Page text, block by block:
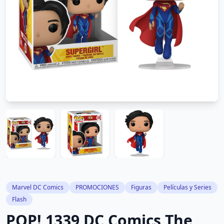
Marvel DC Comics PROMOCIONES Figuras
Películas y Series
Flash